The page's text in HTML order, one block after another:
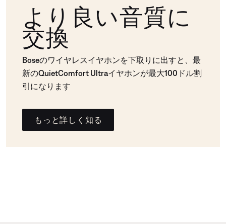
より良い音質に
交換
Boseのワイヤレスイヤホンを下取りに出すと、最
新のQuietComfort Ultraイヤホンが最大100ドル割
引になります
もっと詳しく知る